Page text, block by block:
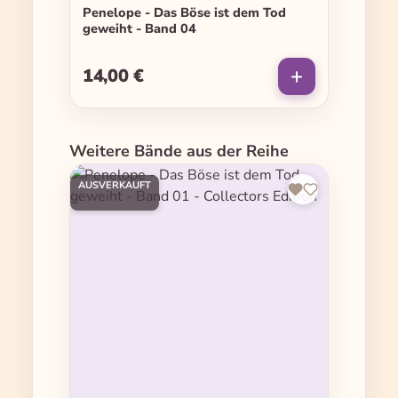
Penelope - Das Böse ist dem Tod
geweiht - Band 04
Regulärer Preis:
14,00 €
Produktgalerie überspringen
Weitere Bände aus der Reihe
AUSVERKAUFT